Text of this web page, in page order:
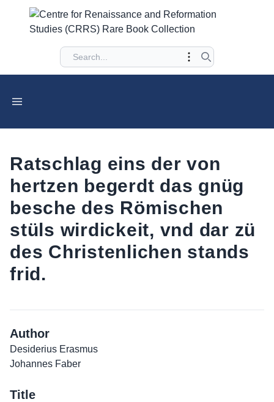
Ratschlag eins der von
hertzen begerdt das gnüg
besche des Römischen
stüls wirdickeit, vnd dar zü
des Christenlichen stands
frid.
Author
Desiderius Erasmus
Johannes Faber
Title